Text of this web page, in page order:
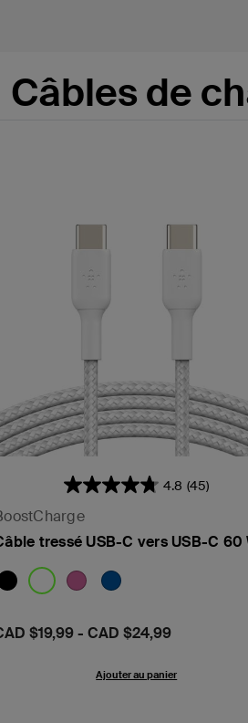
Plus
Câbles de
4.8 (45)
tressé USB-C vers USB-C 60
$19,99-CAD $24,99
Ajouter au panier